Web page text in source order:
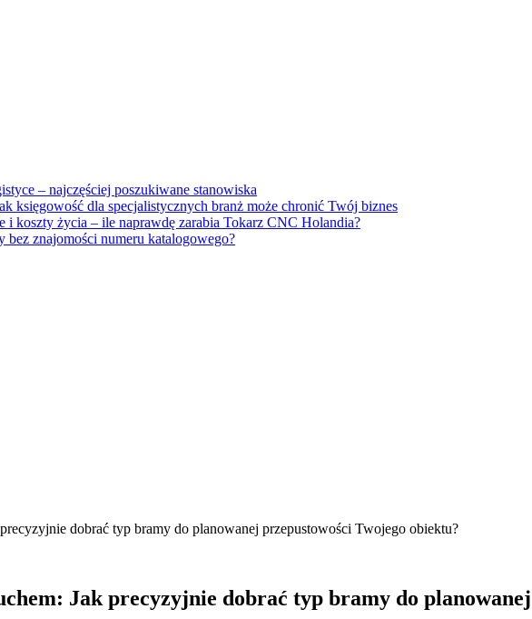
– najczęściej poszukiwane stanowiska
księgowość dla specjalistycznych branż może chronić Twój biznes
i koszty życia – ile naprawdę zarabia Tokarz CNC Holandia?
bez znajomości numeru katalogowego?
dobrać typ bramy do planowanej przepustowości Twojego obiektu?
Jak precyzyjnie dobrać typ bramy do